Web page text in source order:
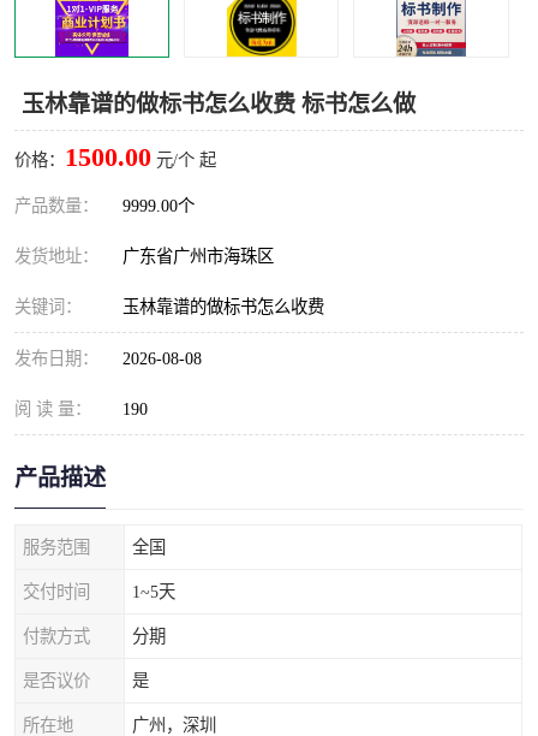
玉林靠谱的做标书怎么收费 标书怎么做
价格： 1500.00 元/个 起
产品数量： 9999.00个
发货地址： 广东省广州市海珠区
关键词： 玉林靠谱的做标书怎么收费
发布日期： 2026-08-08
阅 读 量： 190
产品描述
服务范围 全国
交付时间 1~5天
付款方式 分期
是否议价 是
所在地 广州，深圳